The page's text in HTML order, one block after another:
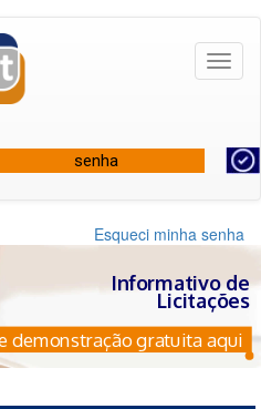
Esqueci minha senha
Informativo de
Licitações
demonstração gratuita aqui